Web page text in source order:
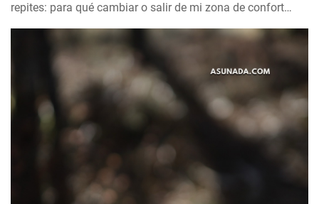
repites: para qué cambiar o salir de mi zona de confort…